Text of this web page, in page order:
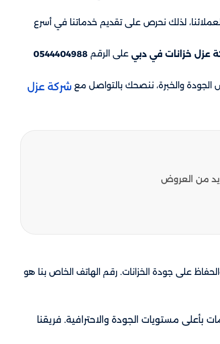
لذلك نحرص على تقديم خدماتنا في أسرع
عزل خزانات في دبي على الرقم 0544404988
والخبرة، ننصحك بالتواصل مع شركة عزل
من العروض
على جودة الخزانات. رقم الهاتف الخاص بنا هو
مستويات الجودة والاحترافية. فريقنا